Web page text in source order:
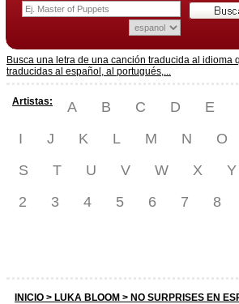
Busca una letra de una canción traducida al idioma
traducidas al español, al portugués,...
Artistas: A B C D E
I
J K L M N O
S
T U V W X Y
2
3 4 5 6 7 8
INICIO > LUKA BLOOM > NO SURPRISES EN